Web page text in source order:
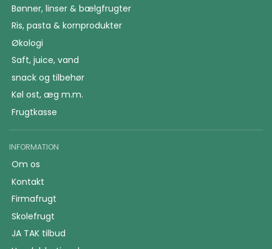
Bønner, linser & bælgfrugter
Ris, pasta & kornprodukter
Økologi
Saft, juice, vand
snack og tilbehør
Køl ost, æg m.m.
Frugtkasse
INFORMATION
Om os
Kontakt
Firmafrugt
Skolefrugt
JA TAK tilbud